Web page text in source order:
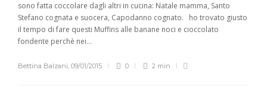
sono fatta coccolare dagli altri in cucina: Natale mamma, Santo
Stefano cognata e suocera, Capodanno cognato. ho trovato giusto
il tempo di fare questi Muffins alle banane noci e cioccolato
fondente perchè nei...
Bettina Balzani, 09/01/2015 0 2 min